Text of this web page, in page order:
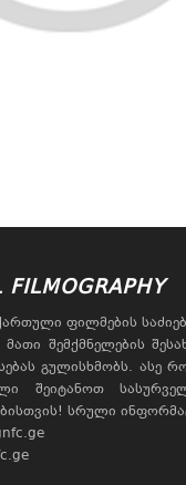
FILMOGRAPHY
ფილმების
შემქმნელების
გულისხმობს. ასე
შეიტანოთ
სრული